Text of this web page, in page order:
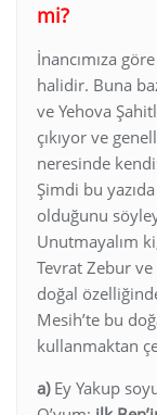
mi?
İnancımıza
halidir. Buna
ve Yehova
çıkıyor ve
neresinde
Şimdi bu yazıda
olduğunu
Unutmayalım
Tevrat Zebur ve
doğal
Mesih’te bu
kullanmaktan
a)Ey Yakup